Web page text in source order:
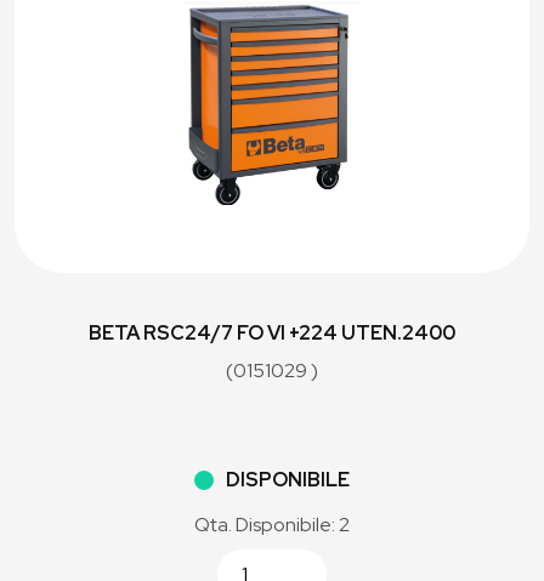
BETA RSC24/7 FO VI +224 UTEN.2400
(0151029 )
DISPONIBILE
Qta. Disponibile: 2